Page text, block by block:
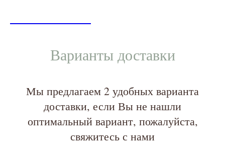
Варианты доставки
Мы предлагаем 2 удобных варианта
доставки, если Вы не нашли
оптимальный вариант, пожалуйста,
свяжитесь с нами